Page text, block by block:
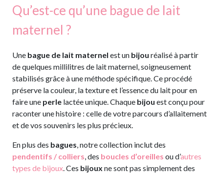
Qu’est-ce qu’une bague de lait
maternel ?
Une bague de lait maternel est un bijou réalisé à partir
de quelques millilitres de lait maternel, soigneusement
stabilisés grâce à une méthode spécifique. Ce procédé
préserve la couleur, la texture et l’essence du lait pour en
faire une perle lactée unique. Chaque bijou est conçu pour
raconter une histoire : celle de votre parcours d’allaitement
et de vos souvenirs les plus précieux.
En plus des bagues , notre collection inclut des
pendentifs / colliers , des boucles d’oreilles ou d’autres
types de bijoux . Ces bijoux ne sont pas simplement des